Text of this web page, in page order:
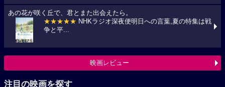
あの花が咲く丘で、君とまた出会えたら。
★★★★★ NHKラジオ深夜便明日への言葉,夏の特集は戦
争と平...
映画レビュー
注目の映画を探す